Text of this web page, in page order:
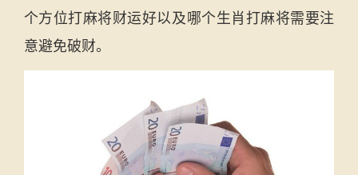
个方位打麻将财运好以及哪个生肖打麻将需要注
意避免破财。